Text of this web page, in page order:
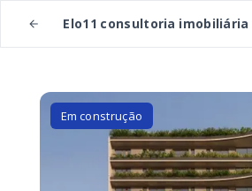
Elo11 consultoria imobiliária
Em construção